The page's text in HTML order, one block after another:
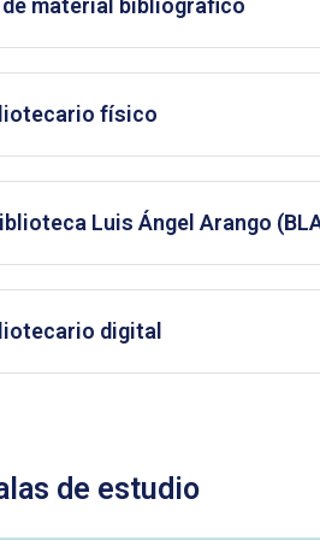
material bibliográfico
físico
Luis Ángel Arango
digital
de estudio